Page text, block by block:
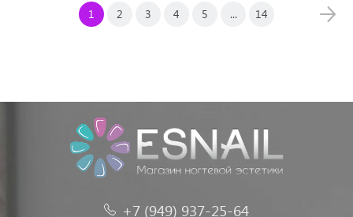
1 2 3 4 5 ... 14
+7 (949) 937-25-64